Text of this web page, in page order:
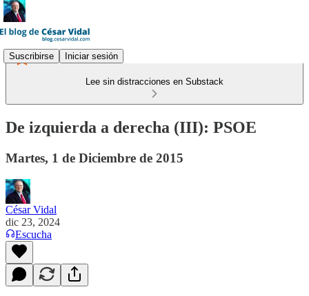
Suscribirse Iniciar sesión
Lee sin distracciones en Substack
De izquierda a derecha (III): PSOE
Martes, 1 de Diciembre de 2015
César Vidal
dic 23, 2024
Escucha